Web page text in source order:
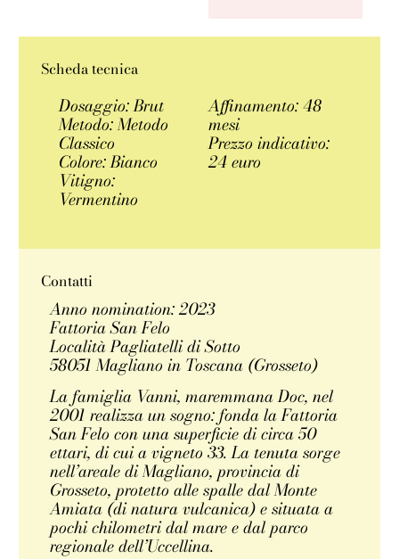
Scheda tecnica
Dosaggio: Brut
Metodo: Metodo
Classico
Colore: Bianco
Vitigno:
Vermentino
Affinamento: 48
mesi
Prezzo indicativo:
24 euro
Contatti
Anno nomination: 2023
Fattoria San Felo
Località Pagliatelli di Sotto
58051 Magliano in Toscana (Grosseto)
La famiglia Vanni, maremmana Doc, nel
2001 realizza un sogno: fonda la Fattoria
San Felo con una superficie di circa 50
ettari, di cui a vigneto 33. La tenuta sorge
nell’areale di Magliano, provincia di
Grosseto, protetto alle spalle dal Monte
Amiata (di natura vulcanica) e situata a
pochi chilometri dal mare e dal parco
regionale dell’Uccellina.